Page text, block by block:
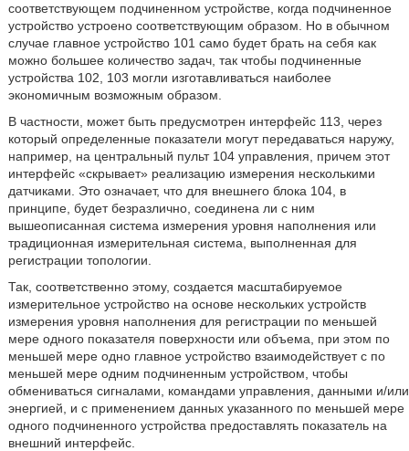
соответствующем подчиненном устройстве, когда подчиненное
устройство устроено соответствующим образом. Но в обычном
случае главное устройство 101 само будет брать на себя как
можно большее количество задач, так чтобы подчиненные
устройства 102, 103 могли изготавливаться наиболее
экономичным возможным образом.
В частности, может быть предусмотрен интерфейс 113, через
который определенные показатели могут передаваться наружу,
например, на центральный пульт 104 управления, причем этот
интерфейс «скрывает» реализацию измерения несколькими
датчиками. Это означает, что для внешнего блока 104, в
принципе, будет безразлично, соединена ли с ним
вышеописанная система измерения уровня наполнения или
традиционная измерительная система, выполненная для
регистрации топологии.
Так, соответственно этому, создается масштабируемое
измерительное устройство на основе нескольких устройств
измерения уровня наполнения для регистрации по меньшей
мере одного показателя поверхности или объема, при этом по
меньшей мере одно главное устройство взаимодействует с по
меньшей мере одним подчиненным устройством, чтобы
обмениваться сигналами, командами управления, данными и/или
энергией, и с применением данных указанного по меньшей мере
одного подчиненного устройства предоставлять показатель на
внешний интерфейс.